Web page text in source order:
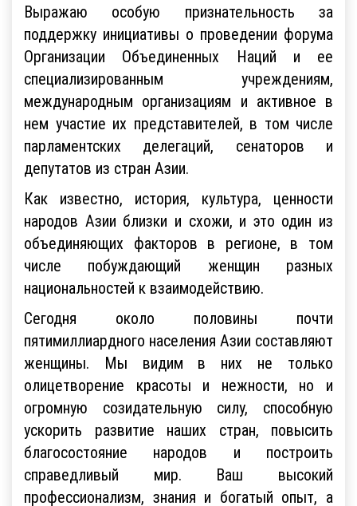
Выражаю особую признательность за
поддержку инициативы о проведении форума
Организации Объединенных Наций и ее
специализированным учреждениям,
международным организациям и активное в
нем участие их представителей, в том числе
парламентских делегаций, сенаторов и
депутатов из стран Азии.
Как известно, история, культура, ценности
народов Азии близки и схожи, и это один из
объединяющих факторов в регионе, в том
числе побуждающий женщин разных
национальностей к взаимодействию.
Сегодня около половины почти
пятимиллиардного населения Азии составляют
женщины. Мы видим в них не только
олицетворение красоты и нежности, но и
огромную созидательную силу, способную
ускорить развитие наших стран, повысить
благосостояние народов и построить
справедливый мир. Ваш высокий
профессионализм, знания и богатый опыт, а